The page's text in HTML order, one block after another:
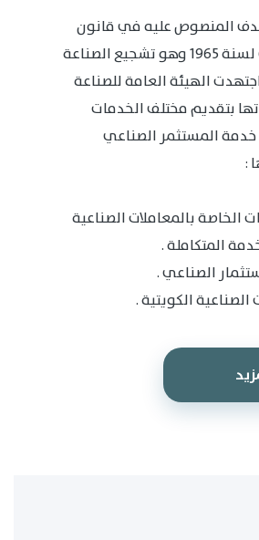
المنصوص عليه في قانون
الصناعة رقم 6 لسنة 1965 وهو تشجيع الصناعة
الهيئة العامة للصناعة
بتقديم مختلف الخدمات
المستثمر الصناعي
:
الخاصة بالمعاملات الصناعية
المتكاملة .
الصناعي .
الصناعية الكويتية .